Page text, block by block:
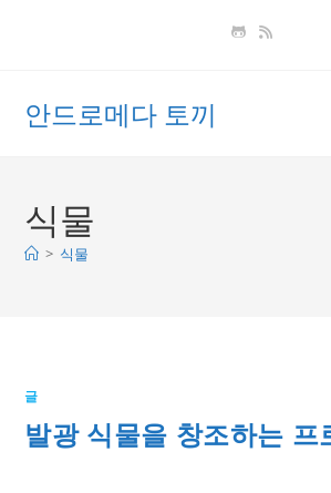
안드로메다 토끼
식물
> 식물
글
발광 식물을 창조하는 프